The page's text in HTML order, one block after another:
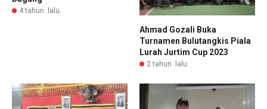
4 tahun lalu
Ahmad Gozali Buka
Turnamen Bulutangkis Piala
Lurah Jurtim Cup 2023
2 tahun lalu